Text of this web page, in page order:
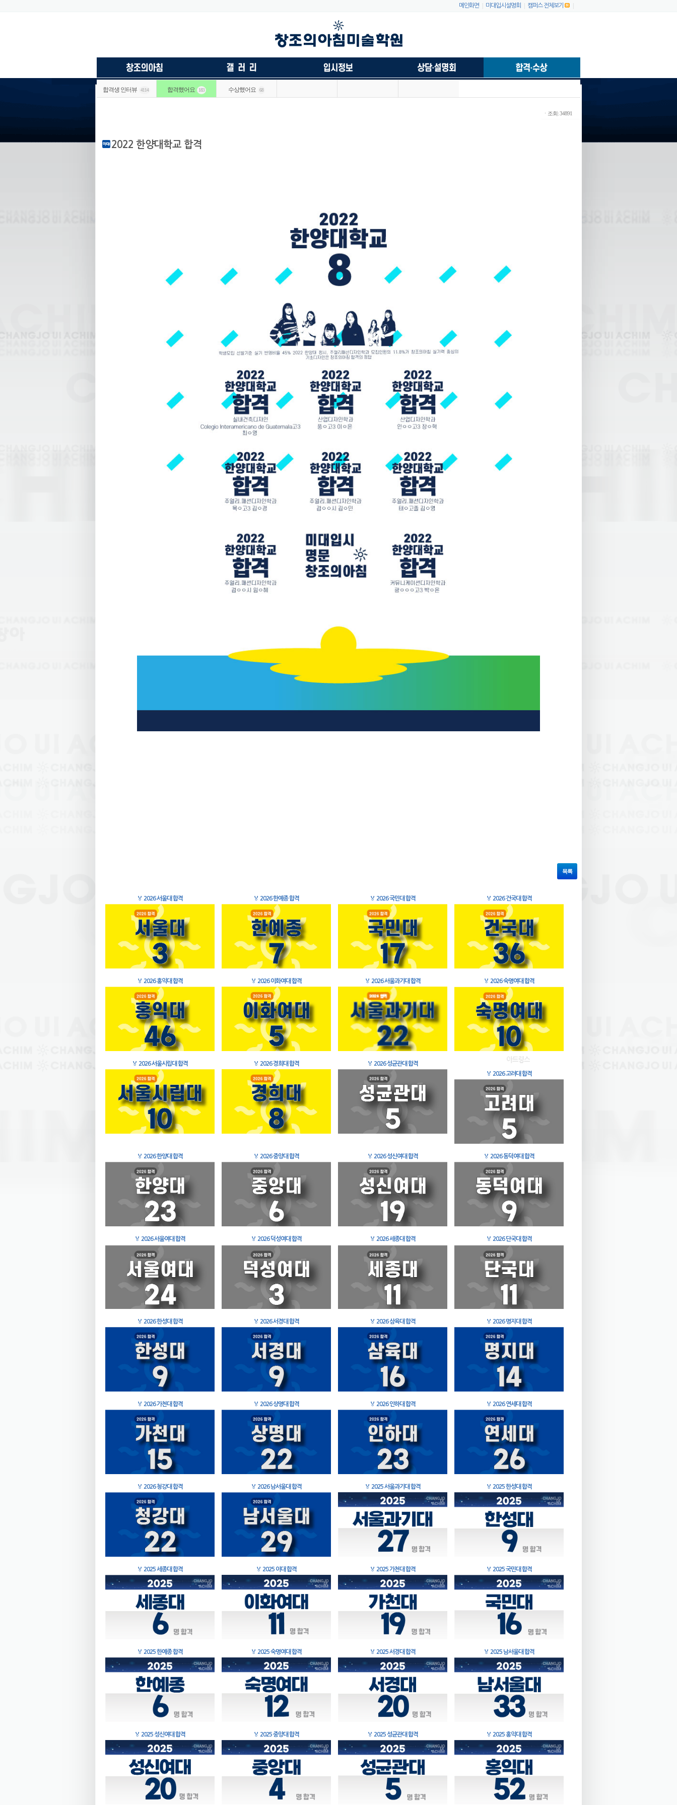
메인화면 미대입시설명회 캠퍼스 전체보기
합격생 인터뷰 4114 합격했어요 183 수상했어요 68
ㆍ조회: 34891
2022 한양대학교 합격
목록
🏅 2026 서울대 합격 🏅 2026 한예종 합격 🏅 2026 국민대 합격 🏅 2026 건국대 합격
🏅 2026 홍익대 합격 🏅 2026 이화여대 합격 🏅 2026 서울과기대 합격 🏅 2026 숙명여대 합격
🏅 2026 서울시립대 합격 🏅 2026 경희대 합격 🏅 2026 성균관대 합격
🏅 2026 고려대 합격
🏅 2026 한양대 합격 🏅 2026 중앙대 합격 🏅 2026 성신여대 합격 🏅 2026 동덕여대 합격
🏅 2026 서울여대 합격 🏅 2026 덕성여대 합격 🏅 2026 세종대 합격 🏅 2026 단국대 합격
🏅 2026 한성대 합격 🏅 2026 서경대 합격 🏅 2026 삼육대 합격 🏅 2026 명지대 합격
🏅 2026 가천대 합격 🏅 2026 상명대 합격 🏅 2026 인하대 합격 🏅 2026 연세대 합격
🏅 2026 청강대 합격 🏅 2026 남서울대 합격 🏅 2025 서울과기대 합격 🏅 2025 한성대 합격
🏅 2025 세종대 합격 🏅 2025 이대 합격 🏅 2025 가천대 합격 🏅 2025 국민대 합격
🏅 2025 한예종 합격 🏅 2025 숙명여대 합격 🏅 2025 서경대 합격 🏅 2025 남서울대 합격
🏅 2025 성신여대 합격 🏅 2025 중앙대 합격 🏅 2025 성균관대 합격 🏅 2025 홍익대 합격